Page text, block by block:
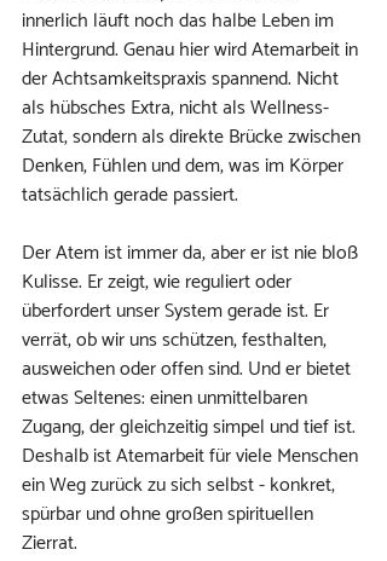
innerlich läuft noch das halbe Leben im
Hintergrund. Genau hier wird Atemarbeit in
der Achtsamkeitspraxis spannend. Nicht
als hübsches Extra, nicht als Wellness-
Zutat, sondern als direkte Brücke zwischen
Denken, Fühlen und dem, was im Körper
tatsächlich gerade passiert.
Der Atem ist immer da, aber er ist nie bloß
Kulisse. Er zeigt, wie reguliert oder
überfordert unser System gerade ist. Er
verrät, ob wir uns schützen, festhalten,
ausweichen oder offen sind. Und er bietet
etwas Seltenes: einen unmittelbaren
Zugang, der gleichzeitig simpel und tief ist.
Deshalb ist Atemarbeit für viele Menschen
ein Weg zurück zu sich selbst - konkret,
spürbar und ohne großen spirituellen
Zierrat.